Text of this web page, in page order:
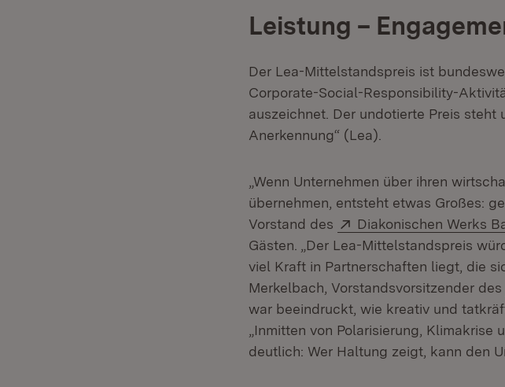
Leistung –
Der Lea-Mittelstandspreis ist
Corporate-Social-Responsibility-
auszeichnet. Der undotierte Preis steht
Anerkennung“ (Lea).
„Wenn Unternehmen über ihren
übernehmen, entsteht etwas Großes:
Vorstand des
Extern:
Diakonischen Werks
Gästen. „Der Lea-Mittelstandspreis
viel Kraft in Partnerschaften liegt, die
Merkelbach, Vorstandsvorsitzender des
war beeindruckt, wie kreativ und
„Inmitten von Polarisierung,
deutlich: Wer Haltung zeigt, kann den